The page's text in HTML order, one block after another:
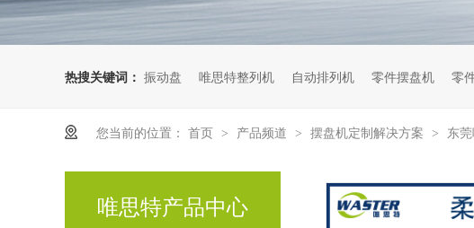
热搜关键词： 振动盘 唯思特整列机 自动排列机 零件摆盘机 零
您当前的位置： 首页 > 产品频道 > 摆盘机定制解决方案 > 东
唯思特产品中心